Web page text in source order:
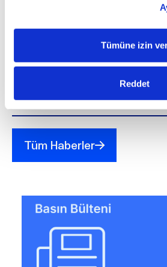
Tümüne izin
Reddet
Diğer Haberler
Tüm Haberler